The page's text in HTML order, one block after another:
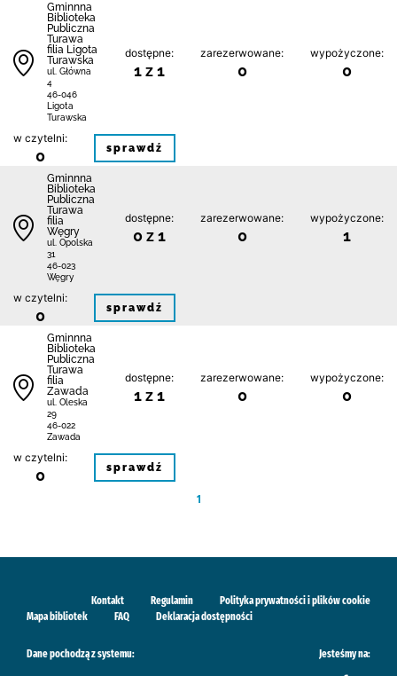
Gminnna
Biblioteka
Publiczna
Turawa
filia Ligota
Turawska
ul. Główna
4
46-046
Ligota
Turawska
dostępne:
1 z 1
zarezerwowane:
0
wypożyczone:
0
w czytelni:
0 sprawdź
Gminnna
Biblioteka
Publiczna
Turawa
filia
Węgry
ul. Opolska
31
46-023
Węgry
dostępne:
0 z 1
zarezerwowane:
0
wypożyczone:
1
w czytelni:
0 sprawdź
Gminnna
Biblioteka
Publiczna
Turawa
filia
Zawada
ul. Oleska
29
46-022
Zawada
dostępne:
1 z 1
zarezerwowane:
0
wypożyczone:
0
w czytelni:
0 sprawdź
1
Kontakt Regulamin
Polityka prywatności i plików cookie
Mapa bibliotek
FAQ Deklaracja dostępności
Dane pochodzą z systemu: Jesteśmy na: